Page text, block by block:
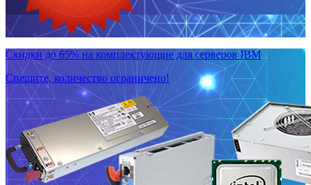
Скидки до 65% на комплектующие для серверов IBM
Спешите, количество ограничено!